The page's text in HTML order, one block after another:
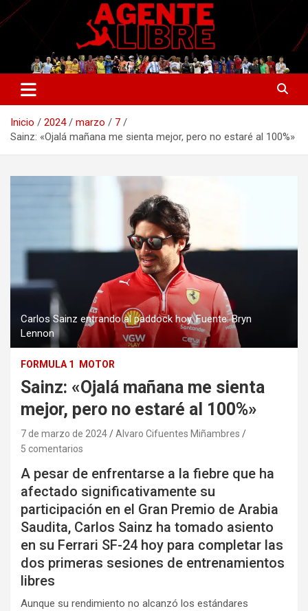
Saltar
al
Agente Libre Digital
La nueva generación del periodismo deportivo.
Inicio 2024 marzo
7
Sainz: «Ojalá mañana me sienta mejor, pero no estaré al 100%»
Carlos Sainz entrando al paddock hoy. Fuente: Bryn
Lennon
FORMULA 1 MOTOR
Sainz: «Ojalá mañana me sienta
mejor, pero no estaré al 100%»
7 de marzo de 2024
Alvaro Cifuentes Miñambres
5 comentarios
A pesar de enfrentarse a la fiebre que ha
afectado significativamente su
participación en el Gran Premio de Arabia
Saudita, Carlos Sainz ha tomado asiento
en su Ferrari SF-24 hoy para completar las
dos primeras sesiones de entrenamientos
libres
Aunque su rendimiento no alcanzó los estándares